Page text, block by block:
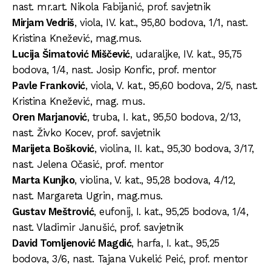
nast. mr.art. Nikola Fabijanić, prof. savjetnik
Mirjam Vedriš, viola, IV. kat., 95,80 bodova, 1/1, nast.
Kristina Knežević, mag.mus.
Lucija Šimatović Miščević, udaraljke, IV. kat., 95,75
bodova, 1/4, nast. Josip Konfic, prof. mentor
Pavle Franković, viola, V. kat., 95,60 bodova, 2/5, nast.
Kristina Knežević, mag. mus.
Oren Marjanović, truba, I. kat., 95,50 bodova, 2/13,
nast. Živko Kocev, prof. savjetnik
Marijeta Bošković, violina, II. kat., 95,30 bodova, 3/17,
nast. Jelena Očasić, prof. mentor
Marta Kunjko, violina, V. kat., 95,28 bodova, 4/12,
nast. Margareta Ugrin, mag.mus.
Gustav Meštrović, eufonij, I. kat., 95,25 bodova, 1/4,
nast. Vladimir Janušić, prof. savjetnik
David Tomljenović Magdić, harfa, I. kat., 95,25
bodova, 3/6, nast. Tajana Vukelić Peić, prof. mentor